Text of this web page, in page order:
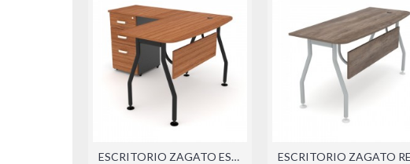
ESCRITORIO ZAGATO ESCUADRA (DER./IZQ.)